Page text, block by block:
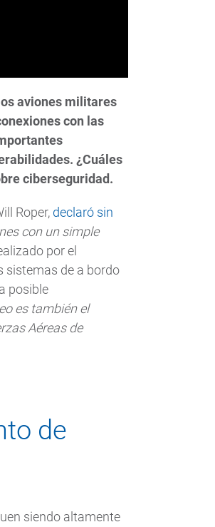
aviones militares
con las
¿Cuáles
ciberseguridad.
Roper, declaró sin
con un simple
por el
sistemas de a bordo
posible
es también el
Aéreas de
de
siendo altamente